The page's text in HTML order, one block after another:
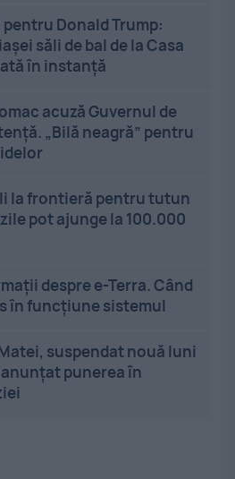
Donald Trump:
săli de bal de la Casa
în instanță
acuză Guvernul de
„Bilă neagră” pentru
la frontieră pentru tutun
pot ajunge la 100.000
despre e-Terra. Când
în funcțiune sistemul
suspendat nouă luni
anunțat punerea în